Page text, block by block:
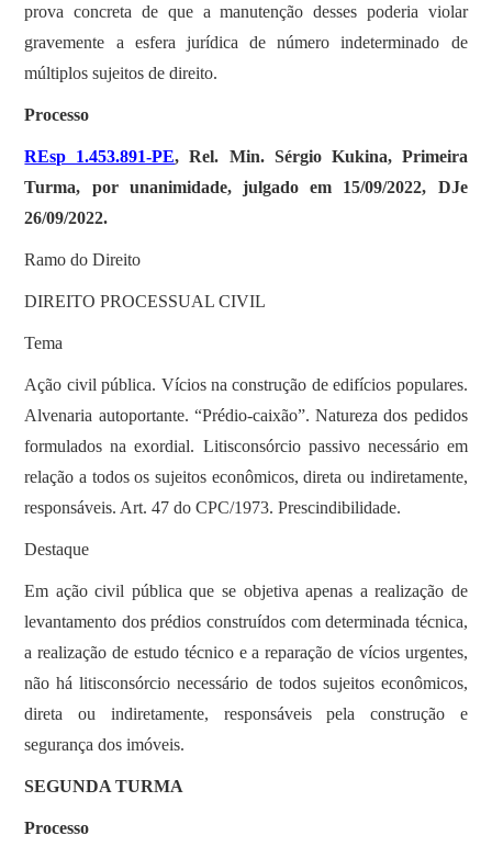
prova concreta de que a manutenção desses poderia violar
gravemente a esfera jurídica de número indeterminado de
múltiplos sujeitos de direito.
Processo
REsp 1.453.891-PE, Rel. Min. Sérgio Kukina, Primeira
Turma, por unanimidade, julgado em 15/09/2022, DJe
26/09/2022.
Ramo do Direito
DIREITO PROCESSUAL CIVIL
Tema
Ação civil pública. Vícios na construção de edifícios populares.
Alvenaria autoportante. “Prédio-caixão”. Natureza dos pedidos
formulados na exordial. Litisconsórcio passivo necessário em
relação a todos os sujeitos econômicos, direta ou indiretamente,
responsáveis. Art. 47 do CPC/1973. Prescindibilidade.
Destaque
Em ação civil pública que se objetiva apenas a realização de
levantamento dos prédios construídos com determinada técnica,
a realização de estudo técnico e a reparação de vícios urgentes,
não há litisconsórcio necessário de todos sujeitos econômicos,
direta ou indiretamente, responsáveis pela construção e
segurança dos imóveis.
SEGUNDA TURMA
Processo